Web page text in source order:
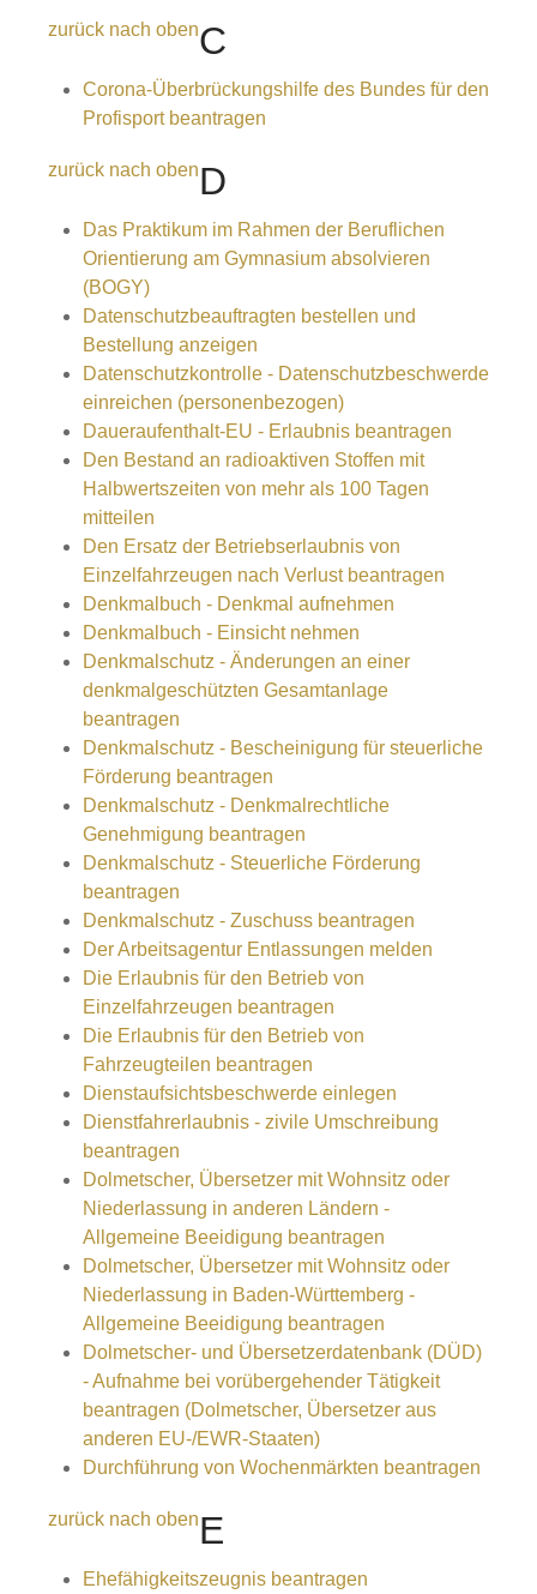
zurück nach obenC
Corona-Überbrückungshilfe des Bundes für den
Profisport beantragen
zurück nach obenD
Das Praktikum im Rahmen der Beruflichen
Orientierung am Gymnasium absolvieren
(BOGY)
Datenschutzbeauftragten bestellen und
Bestellung anzeigen
Datenschutzkontrolle - Datenschutzbeschwerde
einreichen (personenbezogen)
Daueraufenthalt-EU - Erlaubnis beantragen
Den Bestand an radioaktiven Stoffen mit
Halbwertszeiten von mehr als 100 Tagen
mitteilen
Den Ersatz der Betriebserlaubnis von
Einzelfahrzeugen nach Verlust beantragen
Denkmalbuch - Denkmal aufnehmen
Denkmalbuch - Einsicht nehmen
Denkmalschutz - Änderungen an einer
denkmalgeschützten Gesamtanlage
beantragen
Denkmalschutz - Bescheinigung für steuerliche
Förderung beantragen
Denkmalschutz - Denkmalrechtliche
Genehmigung beantragen
Denkmalschutz - Steuerliche Förderung
beantragen
Denkmalschutz - Zuschuss beantragen
Der Arbeitsagentur Entlassungen melden
Die Erlaubnis für den Betrieb von
Einzelfahrzeugen beantragen
Die Erlaubnis für den Betrieb von
Fahrzeugteilen beantragen
Dienstaufsichtsbeschwerde einlegen
Dienstfahrerlaubnis - zivile Umschreibung
beantragen
Dolmetscher, Übersetzer mit Wohnsitz oder
Niederlassung in anderen Ländern -
Allgemeine Beeidigung beantragen
Dolmetscher, Übersetzer mit Wohnsitz oder
Niederlassung in Baden-Württemberg -
Allgemeine Beeidigung beantragen
Dolmetscher- und Übersetzerdatenbank (DÜD)
- Aufnahme bei vorübergehender Tätigkeit
beantragen (Dolmetscher, Übersetzer aus
anderen EU-/EWR-Staaten)
Durchführung von Wochenmärkten beantragen
zurück nach obenE
Ehefähigkeitszeugnis beantragen